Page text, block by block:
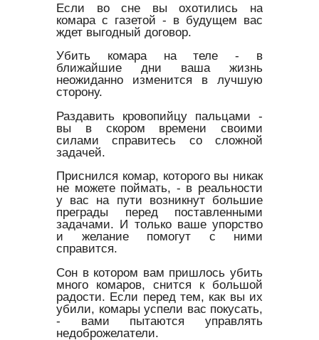
Если во сне вы охотились на
комара с газетой - в будущем вас
ждет выгодный договор.
Убить комара на теле - в
ближайшие дни ваша жизнь
неожиданно изменится в лучшую
сторону.
Раздавить кровопийцу пальцами -
вы в скором времени своими
силами справитесь со сложной
задачей.
Приснился комар, которого вы никак
не можете поймать, - в реальности
у вас на пути возникнут большие
преграды перед поставленными
задачами. И только ваше упорство
и желание помогут с ними
справится.
Сон в котором вам пришлось убить
много комаров, снится к большой
радости. Если перед тем, как вы их
убили, комары успели вас покусать,
- вами пытаются управлять
недоброжелатели.